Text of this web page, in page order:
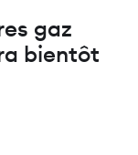
gaz
bientôt